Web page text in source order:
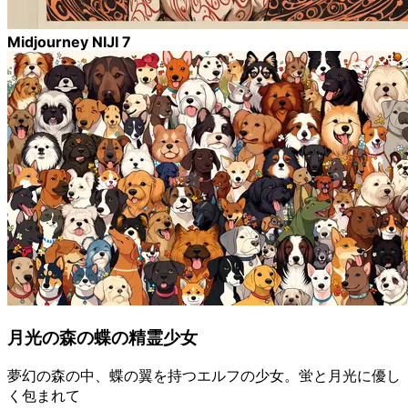
Midjourney NIJI 7
月光の森の蝶の精霊少女
夢幻の森の中、蝶の翼を持つエルフの少女。蛍と月光に優し
く包まれて